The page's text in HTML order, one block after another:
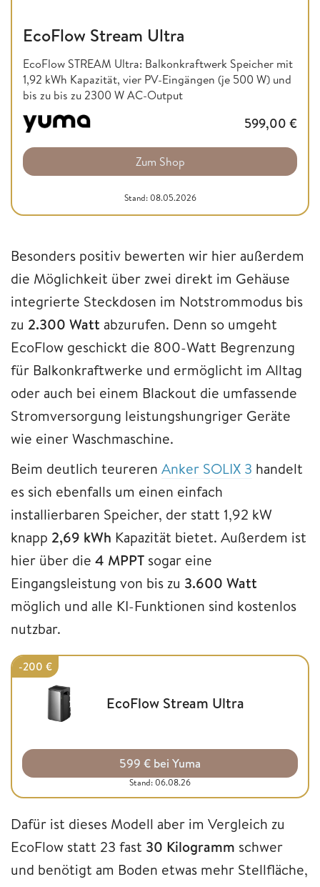
EcoFlow Stream Ultra
EcoFlow STREAM Ultra: Balkonkraftwerk Speicher mit
1,92 kWh Kapazität, vier PV-Eingängen (je 500 W) und
bis zu bis zu 2300 W AC-Output
599,00 €
Zum Shop
Stand: 08.05.2026
Besonders positiv bewerten wir hier außerdem
die Möglichkeit über zwei direkt im Gehäuse
integrierte Steckdosen im Notstrommodus bis
zu 2.300 Watt abzurufen. Denn so umgeht
EcoFlow geschickt die 800-Watt Begrenzung
für Balkonkraftwerke und ermöglicht im Alltag
oder auch bei einem Blackout die umfassende
Stromversorgung leistungshungriger Geräte
wie einer Waschmaschine.
Beim deutlich teureren Anker SOLIX 3 handelt
es sich ebenfalls um einen einfach
installierbaren Speicher, der statt 1,92 kW
knapp 2,69 kWh Kapazität bietet. Außerdem ist
hier über die 4 MPPT sogar eine
Eingangsleistung von bis zu 3.600 Watt
möglich und alle KI-Funktionen sind kostenlos
nutzbar.
-200 €
EcoFlow Stream Ultra
599 € bei Yuma
Stand: 06.08.26
Dafür ist dieses Modell aber im Vergleich zu
EcoFlow statt 23 fast 30 Kilogramm schwer
und benötigt am Boden etwas mehr Stellfläche,